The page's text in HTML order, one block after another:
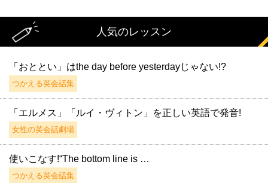
人気のレッスン
「おととい」はthe day before yesterdayじゃない!?
つかえる英会話集
「エルメス」「ルイ・ヴィトン」を正しい英語で発音!
女性の英会話劇場
使いこなす!“The bottom line is …
つかえる英会話集